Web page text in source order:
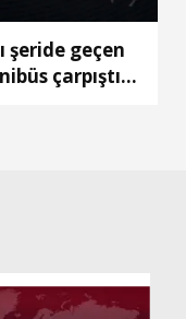
şeride geçen
çarpıştı: